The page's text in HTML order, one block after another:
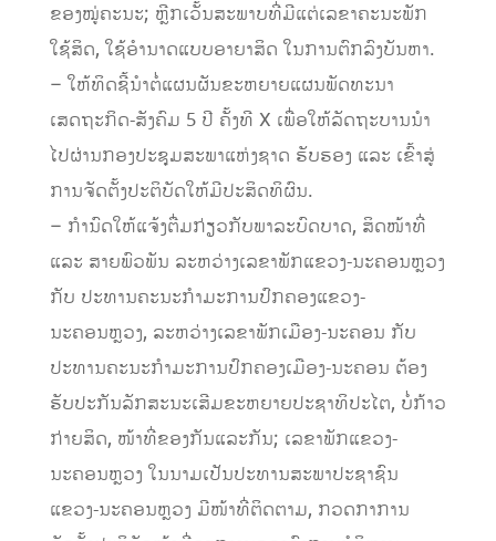
ຂອງໝູ່ຄະນະ; ຫຼີກເວັ້ນສະພາບທີ່ມີແຕ່ເລຂາຄະນະພັກ
ໃຊ້ສິດ, ໃຊ້ອຳນາດແບບອາຍາສິດ ໃນການຕົກລົງບັນຫາ.
– ໃຫ້ທິດຊີ້ນໍາຕໍ່ແຜນຜັນຂະຫຍາຍແຜນພັດທະນາ
ເສດຖະກິດ-ສັງຄົມ 5 ປີ ຄັ້ງທີ X ເພື່ອໃຫ້ລັດຖະບານນຳ
ໄປຜ່ານກອງປະຊຸມສະພາແຫ່ງຊາດ ຮັບຮອງ ແລະ ເຂົ້າສູ່
ການຈັດຕັ້ງປະຕິບັດໃຫ້ມີປະສິດທິຜົນ.
– ກຳນົດໃຫ້ແຈ້ງຕື່ມກ່ຽວກັບພາລະບົດບາດ, ສິດໜ້າທີ່
ແລະ ສາຍພົວພັນ ລະຫວ່າງເລຂາພັກແຂວງ-ນະຄອນຫຼວງ
ກັບ ປະທານຄະນະກໍາມະການປົກຄອງແຂວງ-
ນະຄອນຫຼວງ, ລະຫວ່າງເລຂາພັກເມືອງ-ນະຄອນ ກັບ
ປະທານຄະນະກໍາມະການປົກຄອງເມືອງ-ນະຄອນ ຕ້ອງ
ຮັບປະກັນລັກສະນະເສີມຂະຫຍາຍປະຊາທິປະໄຕ, ບໍ່ກ້າວ
ກ່າຍສິດ, ໜ້າທີ່ຂອງກັນແລະກັນ; ເລຂາພັກແຂວງ-
ນະຄອນຫຼວງ ໃນນາມເປັນປະທານສະພາປະຊາຊົນ
ແຂວງ-ນະຄອນຫຼວງ ມີໜ້າທີ່ຕິດຕາມ, ກວດກາການ